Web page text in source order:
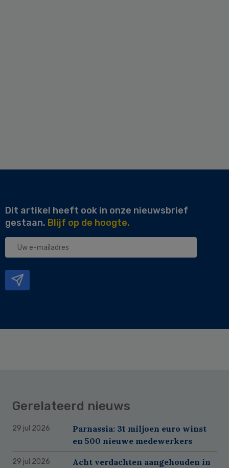
Dit artikel heeft ook in onze nieuwsbrief
gestaan. Blijf op de hoogte.
Uw
Gerelateerd nieuws
29 jul 2026
Parnassia: 31 miljoen euro winst
en 500 nieuwe medewerkers
29 jul 2026
Acht verdachten aangehouden in